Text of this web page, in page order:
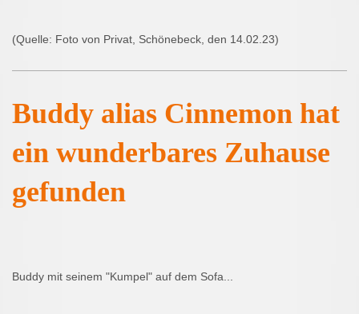
(Quelle: Foto von Privat, Schönebeck, den 14.02.23)
Buddy alias Cinnemon hat
ein wunderbares Zuhause
gefunden
Buddy mit seinem "Kumpel" auf dem Sofa...